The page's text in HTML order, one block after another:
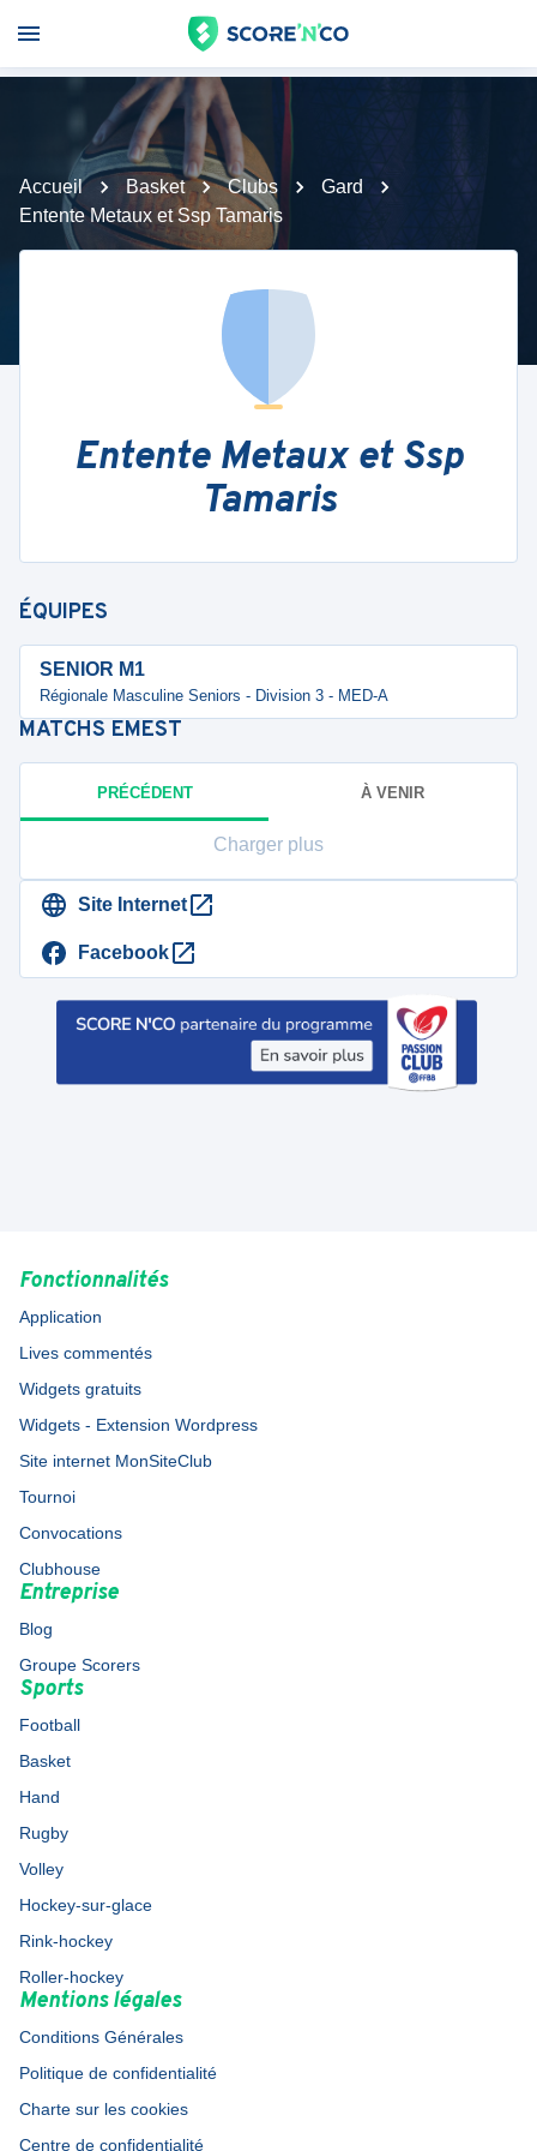
Accueil Basket Clubs
Gard
Entente Metaux et Ssp Tamaris
Entente Metaux et Ssp
Tamaris
ÉQUIPES
SENIOR M1
Régionale Masculine Seniors - Division 3 - MED-A
MATCHS EMEST
PRÉCÉDENT À VENIR
Charger plus
Site Internet
Facebook
Fonctionnalités
Application
Lives commentés
Widgets gratuits
Widgets - Extension Wordpress
Site internet MonSiteClub
Tournoi
Convocations
Clubhouse
Entreprise
Blog
Groupe Scorers
Sports
Football
Basket
Hand
Rugby
Volley
Hockey-sur-glace
Rink-hockey
Roller-hockey
Mentions légales
Conditions Générales
Politique de confidentialité
Charte sur les cookies
Centre de confidentialité